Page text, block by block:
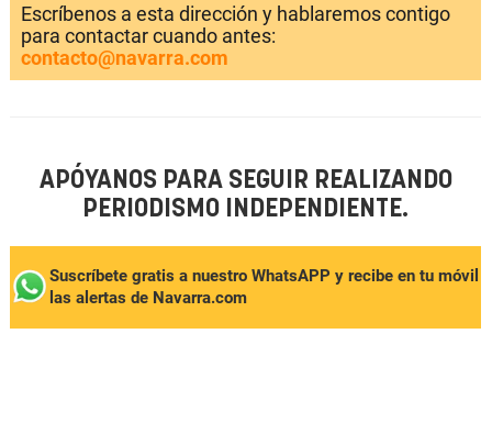
Escríbenos a esta dirección y hablaremos contigo
para contactar cuando antes:
contacto@navarra.com
APÓYANOS PARA SEGUIR REALIZANDO
PERIODISMO INDEPENDIENTE.
Suscríbete gratis a nuestro WhatsAPP y recibe en tu móvil
las alertas de Navarra.com